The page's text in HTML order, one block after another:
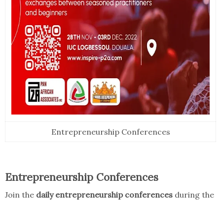
Entrepreneurship Conferences
Entrepreneurship Conferences
Join the daily entrepreneurship conferences during the